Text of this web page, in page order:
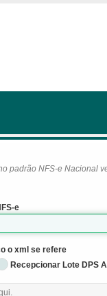
padrão NFS-e Nacional
e
o xml se refere
Recepcionar Lote DPS